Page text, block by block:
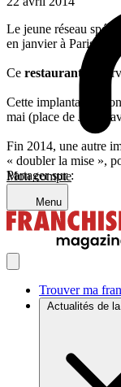
Mon compte
Menu
Trouver ma
Actualités de
Le jeune réseau
en janvier à Paris,
Ce restaurant va
Cette implantation
mai (place de Jaude
Fin 2014, une autre
« doubler la mise »,
Partager sur :